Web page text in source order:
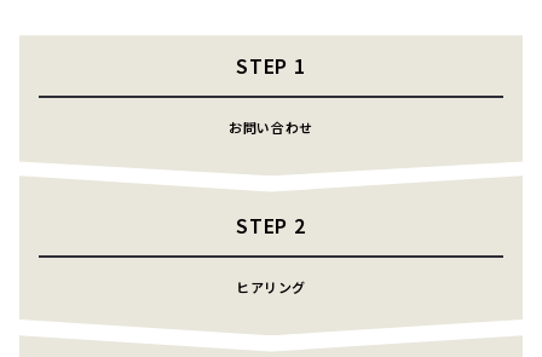
STEP 1
お問い合わせ
STEP 2
ヒアリング